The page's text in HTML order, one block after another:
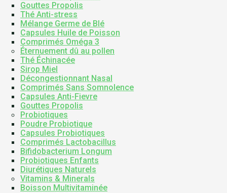
Gouttes Propolis
Thé Anti-stress
Mélange Germe de Blé
Capsules Huile de Poisson
Comprimés Oméga 3
Éternuement dû au pollen
Thé Échinacée
Sirop Miel
Décongestionnant Nasal
Comprimés Sans Somnolence
Capsules Anti-Fievre
Gouttes Propolis
Probiotiques
Poudre Probiotique
Capsules Probiotiques
Comprimés Lactobacillus
Bifidobacterium Longum
Probiotiques Enfants
Diurétiques Naturels
Vitamins & Minerals
Boisson Multivitaminée